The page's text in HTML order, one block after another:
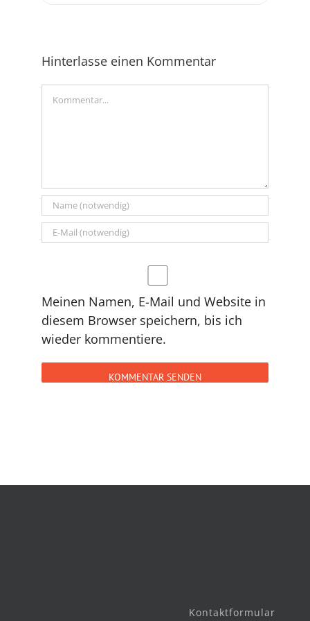
Hinterlasse einen Kommentar
Meinen Namen, E-Mail und Website in
diesem Browser speichern, bis ich
wieder kommentiere.
Kontaktformular